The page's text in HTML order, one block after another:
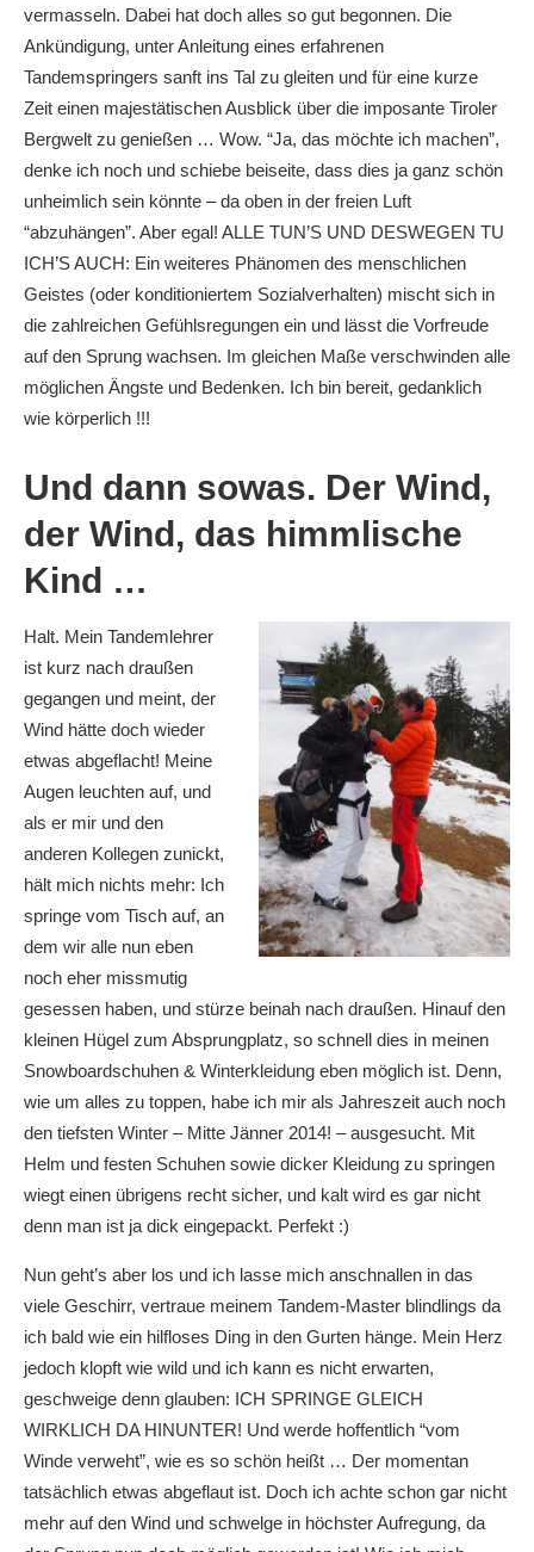
vermasseln. Dabei hat doch alles so gut begonnen. Die
Ankündigung, unter Anleitung eines erfahrenen
Tandemspringers sanft ins Tal zu gleiten und für eine kurze
Zeit einen majestätischen Ausblick über die imposante Tiroler
Bergwelt zu genießen … Wow. “Ja, das möchte ich machen”,
denke ich noch und schiebe beiseite, dass dies ja ganz schön
unheimlich sein könnte – da oben in der freien Luft
“abzuhängen”. Aber egal! ALLE TUN’S UND DESWEGEN TU
ICH’S AUCH: Ein weiteres Phänomen des menschlichen
Geistes (oder konditioniertem Sozialverhalten) mischt sich in
die zahlreichen Gefühlsregungen ein und lässt die Vorfreude
auf den Sprung wachsen. Im gleichen Maße verschwinden alle
möglichen Ängste und Bedenken. Ich bin bereit, gedanklich
wie körperlich !!!
Und dann sowas. Der Wind,
der Wind, das himmlische
Kind …
Halt. Mein Tandemlehrer
ist kurz nach draußen
gegangen und meint, der
Wind hätte doch wieder
etwas abgeflacht! Meine
Augen leuchten auf, und
als er mir und den
anderen Kollegen zunickt,
hält mich nichts mehr: Ich
springe vom Tisch auf, an
dem wir alle nun eben
noch eher missmutig
gesessen haben, und stürze beinah nach draußen. Hinauf den
kleinen Hügel zum Absprungplatz, so schnell dies in meinen
Snowboardschuhen & Winterkleidung eben möglich ist. Denn,
wie um alles zu toppen, habe ich mir als Jahreszeit auch noch
den tiefsten Winter – Mitte Jänner 2014! – ausgesucht. Mit
Helm und festen Schuhen sowie dicker Kleidung zu springen
wiegt einen übrigens recht sicher, und kalt wird es gar nicht
denn man ist ja dick eingepackt. Perfekt :)
Nun geht’s aber los und ich lasse mich anschnallen in das
viele Geschirr, vertraue meinem Tandem-Master blindlings da
ich bald wie ein hilfloses Ding in den Gurten hänge. Mein Herz
jedoch klopft wie wild und ich kann es nicht erwarten,
geschweige denn glauben: ICH SPRINGE GLEICH
WIRKLICH DA HINUNTER! Und werde hoffentlich “vom
Winde verweht”, wie es so schön heißt … Der momentan
tatsächlich etwas abgeflaut ist. Doch ich achte schon gar nicht
mehr auf den Wind und schwelge in höchster Aufregung, da